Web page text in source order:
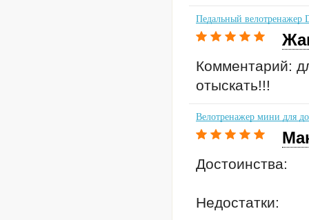
Педальный велотренажер
Комментарий:
отыскать!!!
Велотренажер мини для
Достоинства:
Недостатки: